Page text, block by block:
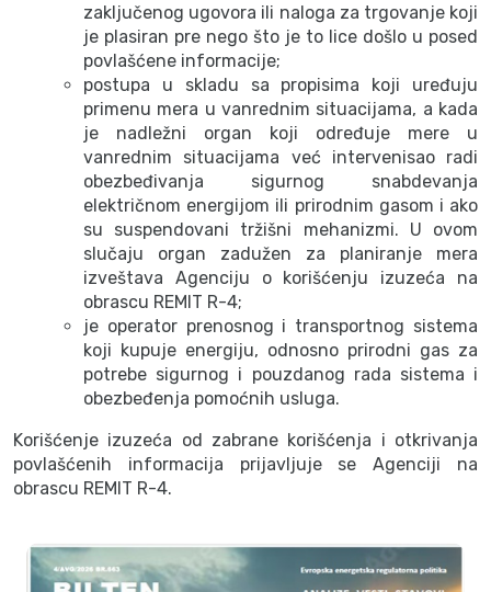
zaključenog ugovora ili naloga za trgovanje koji
je plasiran pre nego što je to lice došlo u posed
povlašćene informacije;
postupa u skladu sa propisima koji uređuju
primenu mera u vanrednim situacijama, a kada
je nadležni organ koji određuje mere u
vanrednim situacijama već intervenisao radi
obezbeđivanja sigurnog snabdevanja
električnom energijom ili prirodnim gasom i ako
su suspendovani tržišni mehanizmi. U ovom
slučaju organ zadužen za planiranje mera
izveštava Agenciju o korišćenju izuzeća na
obrascu REMIT R-4;
je operator prenosnog i transportnog sistema
koji kupuje energiju, odnosno prirodni gas za
potrebe sigurnog i pouzdanog rada sistema i
obezbeđenja pomoćnih usluga.
Korišćenje izuzeća od zabrane korišćenja i otkrivanja
povlašćenih informacija prijavljuje se Agenciji na
obrascu REMIT R-4.